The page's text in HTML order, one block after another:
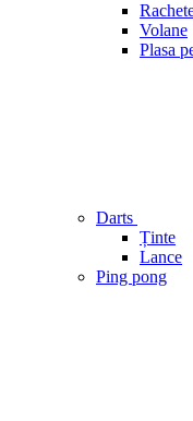
Volane
Plasa
Darts
Ținte
Lance
Ping pong